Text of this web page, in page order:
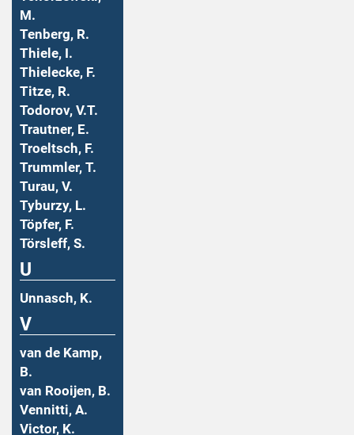
M.
Tenberg, R.
Thiele, I.
Thielecke, F.
Titze, R.
Todorov, V.T.
Trautner, E.
Troeltsch, F.
Trummler, T.
Turau, V.
Tyburzy, L.
Töpfer, F.
Törsleff, S.
U
Unnasch, K.
V
van de Kamp,
B.
van Rooijen, B.
Vennitti, A.
Victor, K.